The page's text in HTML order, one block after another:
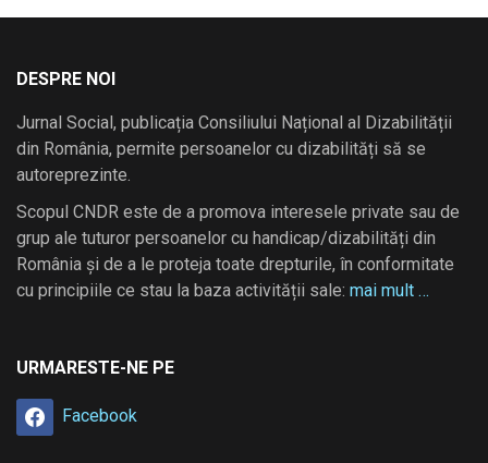
DESPRE NOI
Jurnal Social, publicația Consiliului Național al Dizabilității
din România, permite persoanelor cu dizabilități să se
autoreprezinte.
Scopul CNDR este de a promova interesele private sau de
grup ale tuturor persoanelor cu handicap/dizabilități din
România și de a le proteja toate drepturile, în conformitate
cu principiile ce stau la baza activității sale: mai mult …
URMARESTE-NE PE
Facebook